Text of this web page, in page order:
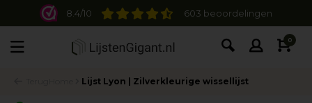
8.4/10 603 beoordelingen
0
Lijst Lyon | Zilverkleurige wissellijst